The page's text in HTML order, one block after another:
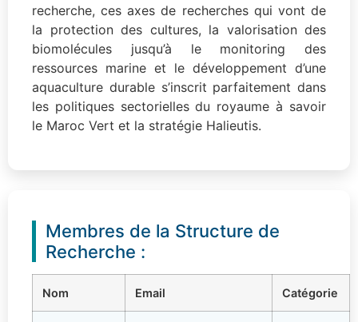
recherche, ces axes de recherches qui vont de
la protection des cultures, la valorisation des
biomolécules jusqu’à le monitoring des
ressources marine et le développement d’une
aquaculture durable s’inscrit parfaitement dans
les politiques sectorielles du royaume à savoir
le Maroc Vert et la stratégie Halieutis.
Membres de la Structure de
Recherche :
Nom Email Catégorie